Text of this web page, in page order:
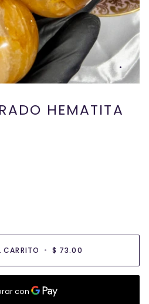
HEMATITA
CARRITO • $ 73.00